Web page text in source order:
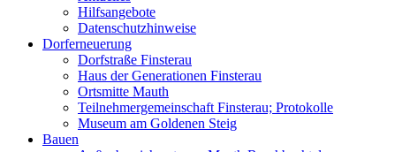
Hilfsangebote
Datenschutzhinweise
Dorferneuerung
Dorfstraße Finsterau
Haus der Generationen Finsterau
Ortsmitte Mauth
Teilnehmergemeinschaft Finsterau; Protokolle
Museum am Goldenen Steig
Bauen